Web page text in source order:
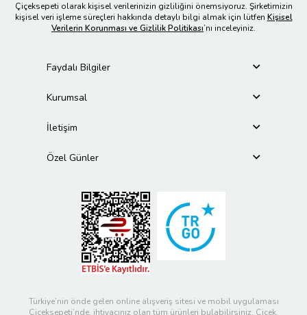
Çiçeksepeti olarak kişisel verilerinizin gizliliğini önemsiyoruz. Şirketimizin
kişisel veri işleme süreçleri hakkında detaylı bilgi almak için lütfen Kişisel
Verilerin Korunması ve Gizlilik Politikası’nı inceleyiniz.
Faydalı Bilgiler
Kurumsal
İletişim
Özel Günler
Türkiye’nin önde gelen online alışveriş sitesi ve mobil uygulaması
Çiçeksepeti’nde, ihtiyacınız olan tüm ürünleri bulabilirsiniz. Çiçek,